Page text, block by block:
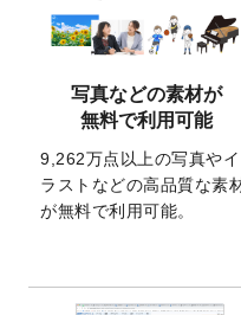
2025/12/22
【新商品
きるよう
2025/12/22
2026年版
テンプレ
開いたし
2025/9/30
【新商品
きるよう
2026年
を公開い
写真などの素材が
無料で利用可能
9,262万点以上の写真やイ
ラストなどの高品質な素
が無料で利用可能。